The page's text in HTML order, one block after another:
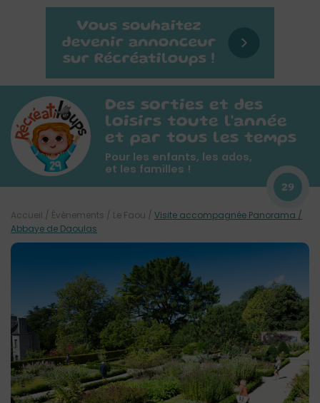
Des sorties et des
loisirs toute l'année
et par tous les temps
Pour les enfants, les ados,
et les familles !
29
Accueil / Évènements / Le Faou / Visite accompagnée Panorama /
Abbaye de Daoulas